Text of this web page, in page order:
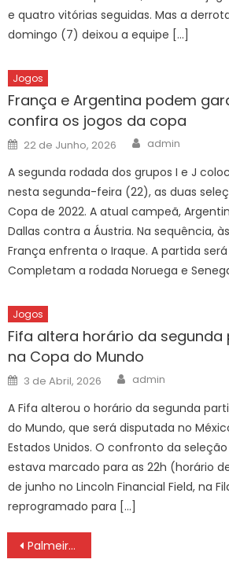
e quatro vitórias seguidas. Mas a
domingo (7) deixou a equipe […]
Jogos
França e Argentina podem
confira os jogos da copa
Posted
on
22 de Junho, 2026 Author
admin
A segunda rodada dos grupos I e J
nesta segunda-feira (22), as duas
Copa de 2022. A atual campeã,
Dallas contra a Áustria. Na sequência,
França enfrenta o Iraque. A partida
Completam a rodada Noruega e
Jogos
Fifa altera horário da segunda
na Copa do Mundo
Posted
on
3 de Abril, 2026 Author
admin
A Fifa alterou o horário da segunda
do Mundo, que será disputada no
Estados Unidos. O confronto da
estava marcado para as 22h (horário
de junho no Lincoln Financial Field, na
reprogramado para […]
Navegação
de
Palmeiras x Flamengo ao vivo pela FINAL da Libertadores da América 2021, SÁBADO (27/11), NARRAÇÃO, ESCALAÇÕES E HORÁRIO